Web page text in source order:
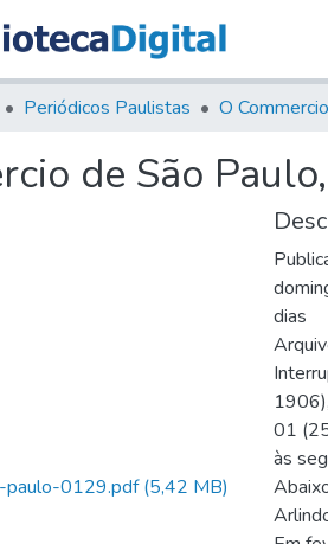
Periódicos Paulistas O
de São
paulo-0129.pdf(5,42 MB)
dias
01
às